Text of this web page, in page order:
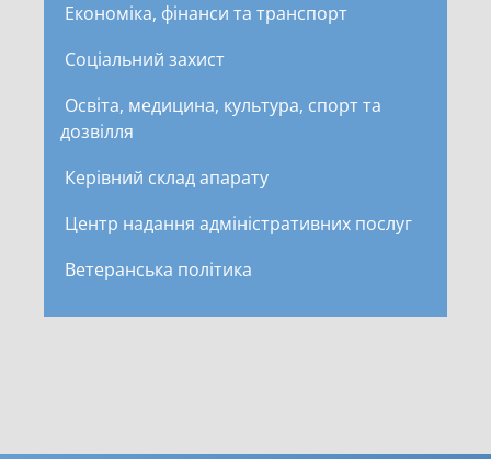
Економіка, фінанси та транспорт
Соціальний захист
Освіта, медицина, культура, спорт та
дозвілля
Керівний склад апарату
Центр надання адміністративних послуг
Ветеранська політика